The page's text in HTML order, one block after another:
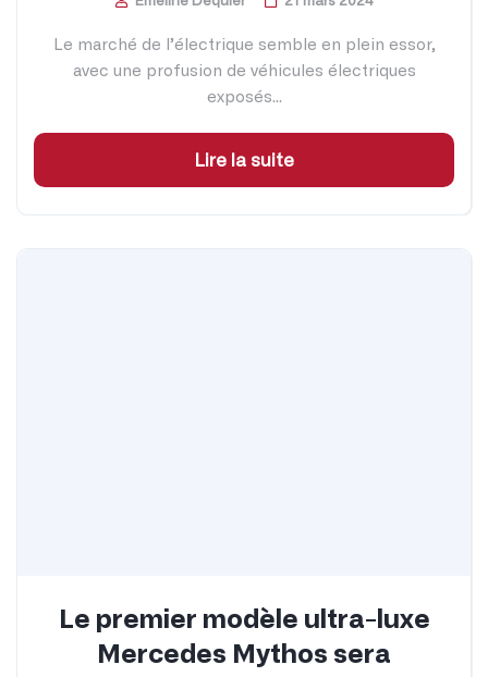
Le marché de l’électrique semble en plein essor,
avec une profusion de véhicules électriques
exposés...
Lire la suite
Le premier modèle ultra-luxe
Mercedes Mythos sera